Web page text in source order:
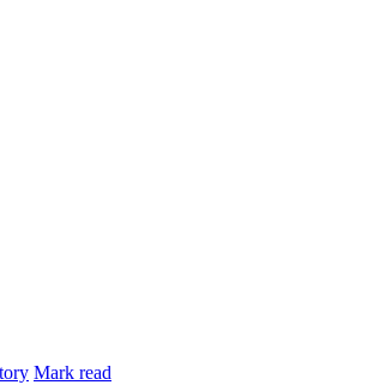
Mark read